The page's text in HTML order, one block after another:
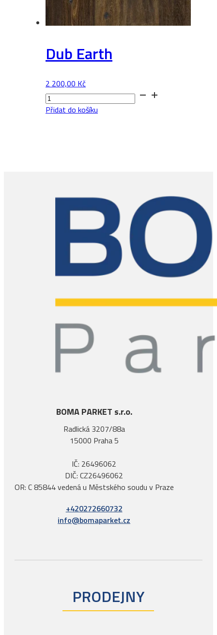
Dub Earth
2 200,00 Kč
Dub
Earth
Přidat do košíku
BOMA PARKET s.r.o.
Radlická 3207/88a
15000 Praha 5
IČ: 26496062
DIČ: CZ26496062
OR: C 85844 vedená u Městského soudu v Praze
+420272660732
info@bomaparket.cz
PRODEJNY